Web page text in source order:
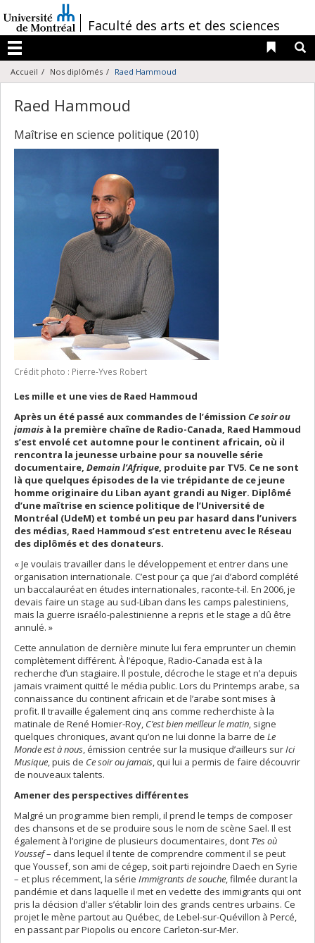
au
contenu
/Faculté des arts et des sciences
Menu
Liens
Accueil Nos diplômés Raed Hammoud
Raed Hammoud
Maîtrise en science politique (2010)
Crédit photo : Pierre-Yves Robert
Les mille et une vies de Raed Hammoud
Après un été passé aux commandes de l’émission Ce soir ou
jamais à la première chaîne de Radio-Canada, Raed Hammoud
s’est envolé cet automne pour le continent africain, où il
rencontra la jeunesse urbaine pour sa nouvelle série
documentaire, Demain l’Afrique, produite par TV5. Ce ne sont
là que quelques épisodes de la vie trépidante de ce jeune
homme originaire du Liban ayant grandi au Niger. Diplômé
d’une maîtrise en science politique de l’Université de
Montréal (UdeM) et tombé un peu par hasard dans l’univers
des médias, Raed Hammoud s’est entretenu avec le Réseau
des diplômés et des donateurs.
« Je voulais travailler dans le développement et entrer dans une
organisation internationale. C’est pour ça que j’ai d’abord complété
un baccalauréat en études internationales, raconte-t-il. En 2006, je
devais faire un stage au sud-Liban dans les camps palestiniens,
mais la guerre israélo-palestinienne a repris et le stage a dû être
annulé. »
Cette annulation de dernière minute lui fera emprunter un chemin
complètement différent. À l’époque, Radio-Canada est à la
recherche d’un stagiaire. Il postule, décroche le stage et n’a depuis
jamais vraiment quitté le média public. Lors du Printemps arabe, sa
connaissance du continent africain et de l’arabe sont mises à
profit. Il travaille également cinq ans comme recherchiste à la
matinale de René Homier-Roy, C’est bien meilleur le matin, signe
quelques chroniques, avant qu’on ne lui donne la barre de Le
Monde est à nous, émission centrée sur la musique d’ailleurs surIci
Musique, puis de Ce soir ou jamais, qui lui a permis de faire découvrir
de nouveaux talents.
Amener des perspectives différentes
Malgré un programme bien rempli, il prend le temps de composer
des chansons et de se produire sous le nom de scène Sael. Il est
également à l’origine de plusieurs documentaires, dont T’es où
Youssef– dans lequel il tente de comprendre comment il se peut
que Youssef, son ami de cégep, soit parti rejoindre Daech en Syrie
– et plus récemment, la série Immigrants de souche, filmée durant la
pandémie et dans laquelle il met en vedette des immigrants qui ont
pris la décision d’aller s’établir loin des grands centres urbains. Ce
projet le mène partout au Québec, de Lebel-sur-Quévillon à Percé,
en passant par Piopolis ou encore Carleton-sur-Mer.